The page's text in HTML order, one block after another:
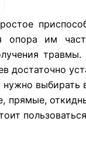
опора им
достаточно
выбирать
прямые,